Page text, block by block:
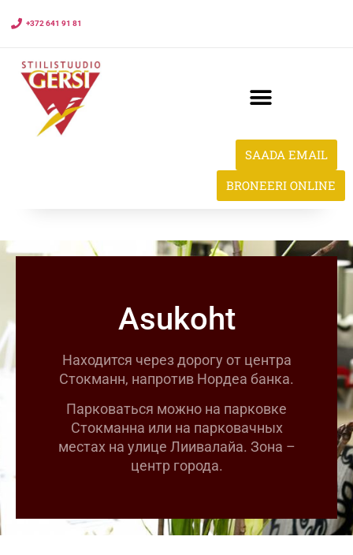
+372 641 91 81
SAADA EMAIL
BRONEERI ONLINE
Asukoht
Находится через дорогу от центра
Стокманн, напротив Нордеа банка.
Парковаться можно на парковке
Стокманна или на парковачных
местах на улице Лиивалайа. Зона –
центр города.